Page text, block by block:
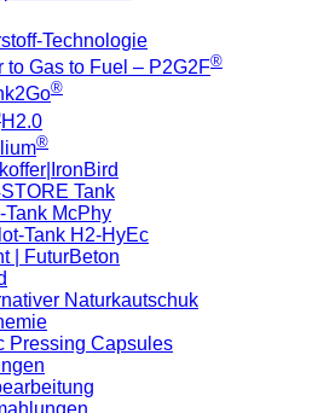
Technologie
to Gas to Fuel – P2G2F®
®
H2.0
®
Tank
Tank McPhy
Tank H2-HyEc
| FuturBeton
Naturkautschuk
Pressing Capsules